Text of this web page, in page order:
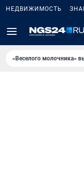
НЕДВИЖИМОСТЬ
«Веселого молочника»